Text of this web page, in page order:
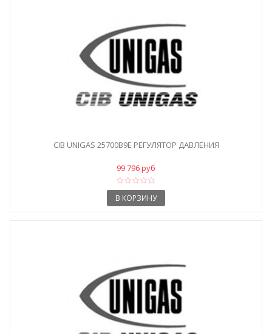
CIB UNIGAS 25700B9E РЕГУЛЯТОР ДАВЛЕНИЯ
99 796 руб
В КОРЗИНУ